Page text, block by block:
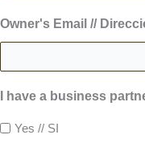
Owner's Email //
I have a business
Yes // SI